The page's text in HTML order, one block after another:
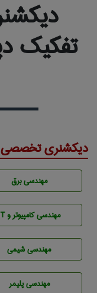
تفکیک
دیکشنری
مهندسی برق
مهندسی كامپيوتر و IT
مهندسي شيمی
مهندسی پليمر